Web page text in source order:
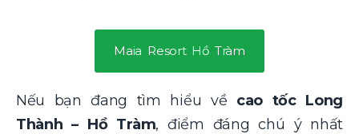
Maia Resort Hồ Tràm
Nếu bạn đang tìm hiểu về cao tốc Long
Thành – Hồ Tràm, điểm đáng chú ý nhất